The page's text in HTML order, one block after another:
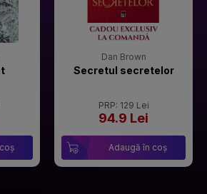
Dan Brown
Secretul secretelor
PRP: 129 Lei
94.9 Lei
Adaugă în coș